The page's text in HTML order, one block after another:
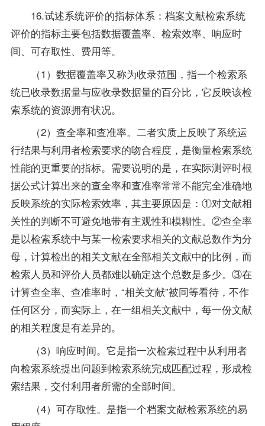
16.试述系统评价的指标体系：档案文献检索系统
评价的指标主要包括数据覆盖率、检索效率、响应时
间、可存取性、费用等。
（1）数据覆盖率又称为收录范围，指一个检索系
统已收录数据量与应收录数据量的百分比，它反映该检
索系统的资源拥有状况。
（2）查全率和查准率。二者实质上反映了系统运
行结果与利用者检索要求的吻合程度，是衡量检索系统
性能的更重要的指标。需要说明的是，在实际测评时根
据公式计算出来的查全率和查准率常常不能完全准确地
反映系统的实际检索效率，其主要原因是：①对文献相
关性的判断不可避免地带有主观性和模糊性。②查全率
是以检索系统中与某一检索要求相关的文献总数作为分
母，计算检出的相关文献在全部相关文献中的比例，而
检索人员和评价人员都难以确定这个总数是多少。③在
计算查全率、查准率时，“相关文献”被同等看待，不作
任何区分，而实际上，在一组相关文献中，每一份文献
的相关程度是有差异的。
（3）响应时间。它是指一次检索过程中从利用者
向检索系统提出问题到检索系统完成匹配过程，形成检
索结果，交付利用者所需的全部时间。
（4）可存取性。是指一个档案文献检索系统的易